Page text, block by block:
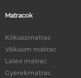
Matracok
Kókuszmatrac
Vákuum matrac
Latex matrac
Gyerekmatrac